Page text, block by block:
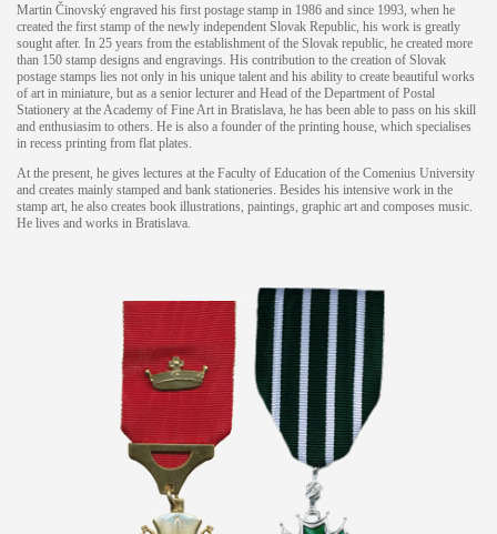
Martin Činovský engraved his first postage stamp in 1986 and since 1993, when he
created the first stamp of the newly independent Slovak Republic, his work is greatly
sought after. In 25 years from the establishment of the Slovak republic, he created more
than 150 stamp designs and engravings. His contribution to the creation of Slovak
postage stamps lies not only in his unique talent and his ability to create beautiful works
of art in miniature, but as a senior lecturer and Head of the Department of Postal
Stationery at the Academy of Fine Art in Bratislava, he has been able to pass on his skill
and enthusiasim to others. He is also a founder of the printing house, which specialises
in recess printing from flat plates.
At the present, he gives lectures at the Faculty of Education of the Comenius University
and creates mainly stamped and bank stationeries. Besides his intensive work in the
stamp art, he also creates book illustrations, paintings, graphic art and composes music.
He lives and works in Bratislava.